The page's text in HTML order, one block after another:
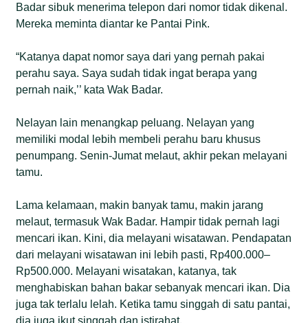
Badar sibuk menerima telepon dari nomor tidak dikenal.
Mereka meminta diantar ke Pantai Pink.
“Katanya dapat nomor saya dari yang pernah pakai
perahu saya. Saya sudah tidak ingat berapa yang
pernah naik,’’ kata Wak Badar.
Nelayan lain menangkap peluang. Nelayan yang
memiliki modal lebih membeli perahu baru khusus
penumpang. Senin-Jumat melaut, akhir pekan melayani
tamu.
Lama kelamaan, makin banyak tamu, makin jarang
melaut, termasuk Wak Badar. Hampir tidak pernah lagi
mencari ikan. Kini, dia melayani wisatawan. Pendapatan
dari melayani wisatawan ini lebih pasti, Rp400.000–
Rp500.000. Melayani wisatakan, katanya, tak
menghabiskan bahan bakar sebanyak mencari ikan. Dia
juga tak terlalu lelah. Ketika tamu singgah di satu pantai,
dia juga ikut singgah dan istirahat.